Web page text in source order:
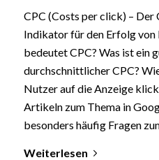
CPC (Costs per click) – Der
Indikator für den Erfolg von
bedeutet CPC? Was ist ein
durchschnittlicher CPC?
Nutzer auf die Anzeige
Artikeln zum Thema in
besonders häufig Fragen
Weiterlesen